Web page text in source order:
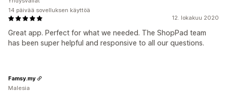
12. lokakuu 2020
Great app. Perfect for what we needed. The ShopPad team
has been super helpful and responsive to all our questions.
14 päivää sovelluksen käyttöä
Famsy.my
Malesia